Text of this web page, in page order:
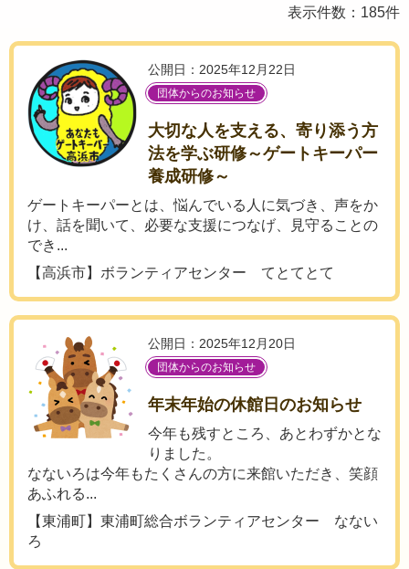
表示件数：185件
公開日：2025年12月22日
団体からのお知らせ
大切な人を支える、寄り添う方
法を学ぶ研修～ゲートキーパー
養成研修～
ゲートキーパーとは、悩んでいる人に気づき、声をか
け、話を聞いて、必要な支援につなげ、見守ることの
でき...
【高浜市】ボランティアセンター てとてとて
公開日：2025年12月20日
団体からのお知らせ
年末年始の休館日のお知らせ
今年も残すところ、あとわずかとな
りました。
なないろは今年もたくさんの方に来館いただき、笑顔
あふれる...
【東浦町】東浦町総合ボランティアセンター なない
ろ